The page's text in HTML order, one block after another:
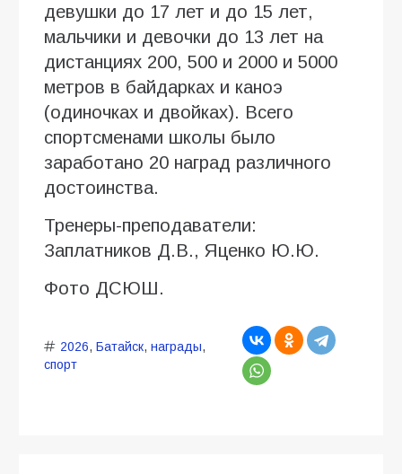
девушки до 17 лет и до 15 лет,
мальчики и девочки до 13 лет на
дистанциях 200, 500 и 2000 и 5000
метров в байдарках и каноэ
(одиночках и двойках). Всего
спортсменами школы было
заработано 20 наград различного
достоинства.
Тренеры-преподаватели:
Заплатников Д.В., Яценко Ю.Ю.
Фото ДСЮШ.
2026, Батайск, награды,
спорт